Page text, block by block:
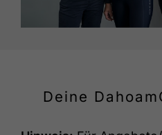
Deine